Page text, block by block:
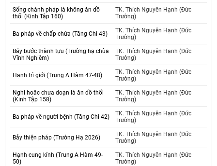
Sống chánh pháp là không ăn đồ
thối (Kinh Tập 160)
TK. Thích Nguyên Hạnh (Đức
Trường)
Ba pháp về chấp chứa (Tăng Chi 43)
TK. Thích Nguyên Hạnh (Đức
Trường)
Bảy bước thành tựu (Trường hạ chùa
Vĩnh Nghiêm)
TK. Thích Nguyên Hạnh (Đức
Trường)
Hạnh trì giới (Trung A Hàm 47-48)
TK. Thích Nguyên Hạnh (Đức
Trường)
Nghi hoăc chưa đoạn là ăn đồ thối
(Kinh Tập 158)
TK. Thích Nguyên Hạnh (Đức
Trường)
Ba pháp về người bệnh (Tăng Chi 42)
TK. Thích Nguyên Hạnh (Đức
Trường)
Bảy thiện pháp (Trường Hạ 2026)
TK. Thích Nguyên Hạnh (Đức
Trường)
Hạnh cung kính (Trung A Hàm 49-
50)
TK. Thích Nguyên Hạnh (Đức
Trường)